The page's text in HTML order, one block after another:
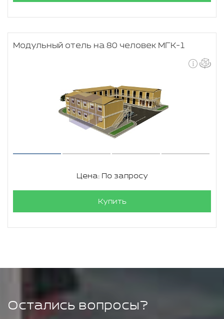
Модульный отель на 80 человек МГК-1
Цена: По запросу
Купить
Остались вопросы?